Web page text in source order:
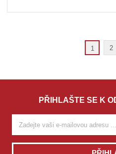
1 2
PŘIHLAŠTE SE K